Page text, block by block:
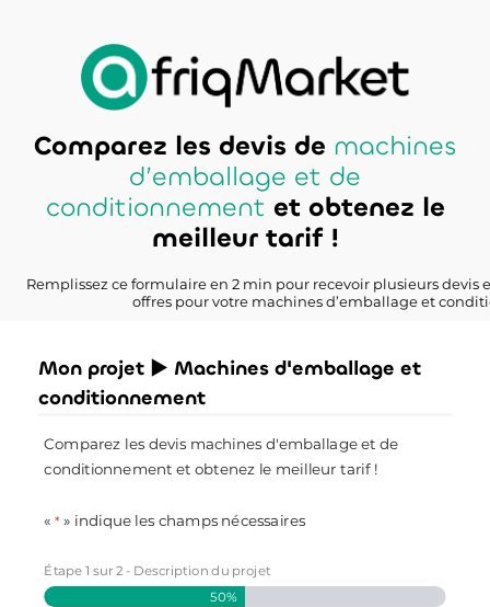
Comparez les devis de machines
d’emballage et de
conditionnement et obtenez le
meilleur tarif !
Remplissez ce formulaire en 2 min pour recevoir plusieurs devis
offres pour votre machines d’emballage et
Mon projet ► Machines d'emballage et
conditionnement
Comparez les devis machines d'emballage et de
conditionnement et obtenez le meilleur tarif !
«* » indique les champs nécessaires
Étape1 sur2 - Description du projet
50%